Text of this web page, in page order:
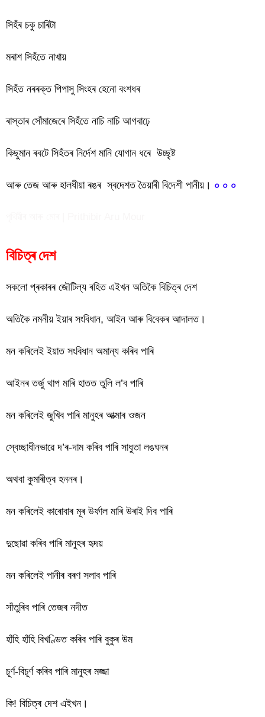
সিহঁৰ চকু চাৰিটা
মৰাশ সিহঁতে নাখায়
সিহঁত নৰৰক্ত পিপাসু সিংহৰ হেনো বংশধৰ
ৰাস্তাৰ সোঁমাজেৰে সিহঁতে নাচি নাচি আগবাঢ়ে
কিছুমান ৰবটে সিহঁতৰ নিৰ্দেশ মানি যোগান ধৰে উচ্ছৃষ্ট
আৰু তেজ আৰু হালধীয়া ৰঙৰ স্বদেশত তৈয়াৰী বিদেশী পানীয়। ০ ০ ০
বিচিত্ৰ দেশ
সকলো প্ৰকাৰৰ জৌটিল্য ৰহিত এইখন অতিকৈ বিচিত্ৰ দেশ
অতিকৈ নমনীয় ইয়াৰ সংবিধান, আইন আৰু বিবেকৰ আদালত।
মন কৰিলেই ইয়াত সংবিধান অমান্য কৰিব পাৰি
আইনৰ তৰ্জু থাপ মাৰি হাতত তুলি ল’ব পাৰি
মন কৰিলেই জুখিব পাৰি মানুহৰ আত্মাৰ ওজন
স্বেচ্ছাধীনভাৱে দ’ৰ-দাম কৰিব পাৰি সাধুতা লঙঘনৰ
অথবা কুমাৰীত্ব হননৰ।
মন কৰিলেই কাৰোবাৰ মূৰ উৰ্ফাল মাৰি উৰাই দিব পাৰি
দুছোৱা কৰিব পাৰি মানুহৰ হৃদয়
মন কৰিলেই পানীৰ বৰণ সলাব পাৰি
সাঁতুৰিব পাৰি তেজৰ নদীত
হাঁহি হাঁহি বিখণ্ডিত কৰিব পাৰি বুকুৰ উম
চূৰ্ণ-বিচূৰ্ণ কৰিব পাৰি মানুহৰ মজ্জা
কি! বিচিত্ৰ দেশ এইখন।